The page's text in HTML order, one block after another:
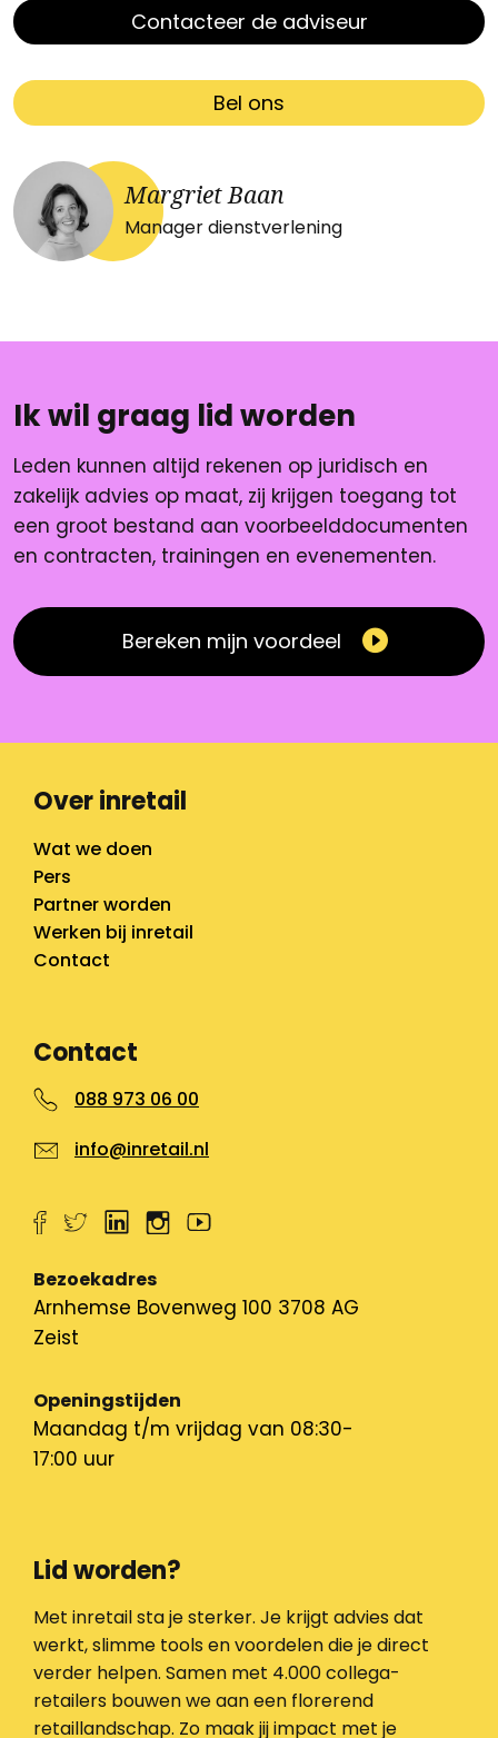
Contacteer de adviseur
Bel ons
Margriet Baan
Manager dienstverlening
Ik wil graag lid worden
Leden kunnen altijd rekenen op juridisch en
zakelijk advies op maat, zij krijgen toegang tot
een groot bestand aan voorbeelddocumenten
en contracten, trainingen en evenementen.
Bereken mijn voordeel
Over inretail
Wat we doen
Pers
Partner worden
Werken bij inretail
Contact
Contact
088 973 06 00
info@inretail.nl
Bezoekadres
Arnhemse Bovenweg 100 3708 AG
Zeist
Openingstijden
Maandag t/m vrijdag van 08:30-
17:00 uur
Lid worden?
Met inretail sta je sterker. Je krijgt advies dat
werkt, slimme tools en voordelen die je direct
verder helpen. Samen met 4.000 collega-
retailers bouwen we aan een florerend
retaillandschap. Zo maak jij impact met je